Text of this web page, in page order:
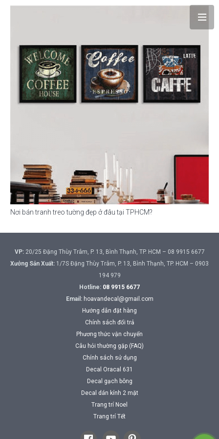
Nơi bán tranh treo tường đẹp ở đâu tại TPHCM?
VP:20/25 Đặng Thùy Trâm, P. 13, Bình Thạnh, TP. HCM – 08 9915 6677
Xưởng Sản Xuất: 1/7S Đặng Thùy Trâm, P. 13, Bình Thạnh, TP. HCM – 0903
194 979
Hotline: 08 9915 6677
Email: hoavandecal@gmail.com
Hướng dẫn đặt hàng
Chính sách đổi trả
Phương thức vận chuyển
Câu hỏi thường gặp (FAQ)
Chính sách sử dụng
Decal Oracal 631
Decal gạch bông
Decal dán kính 2 mặt
Trang trí Noel
Trang trí Tết